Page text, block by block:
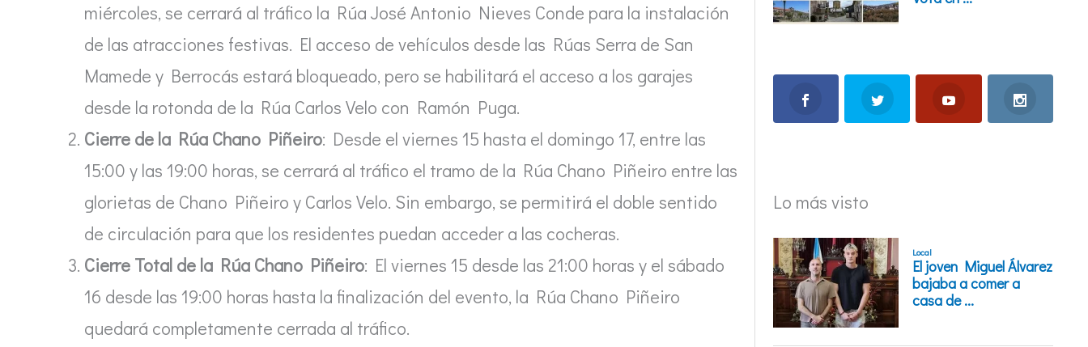
miércoles, se cerrará al tráfico la Rúa José Antonio Nieves Conde para la instalación
de las atracciones festivas. El acceso de vehículos desde las Rúas Serra de San
Mamede y Berrocás estará bloqueado, pero se habilitará el acceso a los garajes
desde la rotonda de la Rúa Carlos Velo con Ramón Puga.
Cierre de la Rúa Chano Piñeiro: Desde el viernes 15 hasta el domingo 17, entre las
15:00 y las 19:00 horas, se cerrará al tráfico el tramo de la Rúa Chano Piñeiro entre las
glorietas de Chano Piñeiro y Carlos Velo. Sin embargo, se permitirá el doble sentido
de circulación para que los residentes puedan acceder a las cocheras.
Cierre Total de la Rúa Chano Piñeiro: El viernes 15 desde las 21:00 horas y el sábado
16 desde las 19:00 horas hasta la finalización del evento, la Rúa Chano Piñeiro
quedará completamente cerrada al tráfico.
Lo más visto